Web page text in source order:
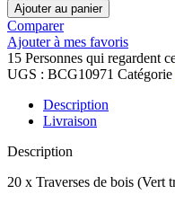
Ajouter au panier
Comparer
Ajouter à mes favoris
15 Personnes qui regardent
UGS : BCG10971 Catégorie
Description
Livraison
Description
20 x Traverses de bois (Vert